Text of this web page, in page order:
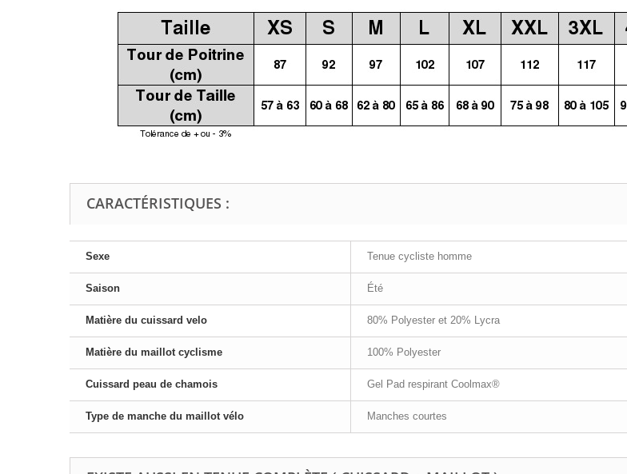
CARACTÉRISTIQUES :
Sexe Tenue cycliste homme
Saison Été
Matière du cuissard velo 80% Polyester et 20% Lycra
Matière du maillot cyclisme 100% Polyester
Cuissard peau de chamois Gel Pad respirant Coolmax®
Type de manche du maillot vélo Manches courtes